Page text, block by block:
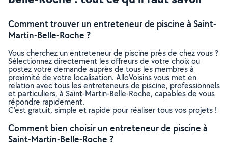
Comment trouver un entreteneur de piscine à Saint-
Martin-Belle-Roche ?
Vous cherchez un entreteneur de piscine près de chez vous ?
Sélectionnez directement les offreurs de votre choix ou
postez votre demande auprès de tous les membres à
proximité de votre localisation. AlloVoisins vous met en
relation avec tous les entreteneurs de piscine, professionnels
et particuliers, à Saint-Martin-Belle-Roche, capables de vous
répondre rapidement.
C’est gratuit, simple et rapide pour réaliser tous vos projets !
Comment bien choisir un entreteneur de piscine à
Saint-Martin-Belle-Roche ?